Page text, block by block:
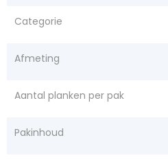
Categorie
Afmeting
Aantal planken per pak
Pakinhoud